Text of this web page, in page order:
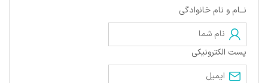
نــام و نام خانوادگی
پست الکترونیکی